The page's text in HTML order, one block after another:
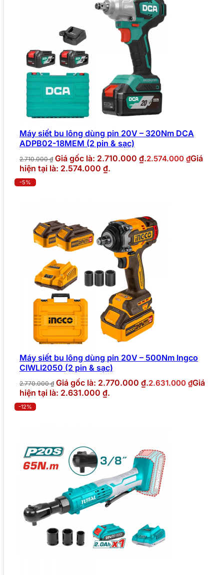
Máy siết bu lông dùng pin 20V – 320Nm DCA
ADPB02-18MEM (2 pin & sạc)
2.710.000₫ Giá gốc là: 2.710.000 ₫.2.574.000 ₫Giá
hiện tại là: 2.574.000 ₫.
-5%
Máy siết bu lông dùng pin 20V – 500Nm Ingco
CIWLI2050 (2 pin & sạc)
2.770.000₫ Giá gốc là: 2.770.000 ₫.2.631.000 ₫Giá
hiện tại là: 2.631.000 ₫.
-12%